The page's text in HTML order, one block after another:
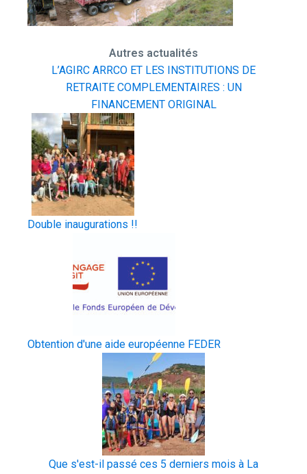
Autres actualités
L’AGIRC ARRCO ET LES INSTITUTIONS DE
RETRAITE COMPLEMENTAIRES : UN
FINANCEMENT ORIGINAL
Double inaugurations !!
Obtention d'une aide européenne FEDER
Que s'est-il passé ces 5 derniers mois à La